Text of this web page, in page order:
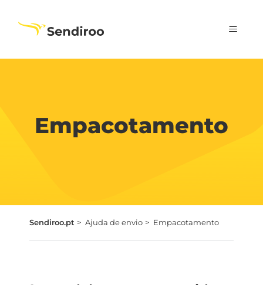
Empacotamento
Sendiroo.pt Ajuda de envio Empacotamento